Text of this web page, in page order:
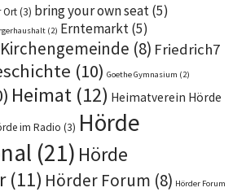
Ort(3) bring your own seat(5)
(2) Erntemarkt(5)
(8) Friedrich7
(10) Goethe Gymnasium (2)
Heimat (12) Heimatverein Hörde
im Radio (3) Hörde
(21) Hörde
(11) Hörder Forum (8) Hörder Forum